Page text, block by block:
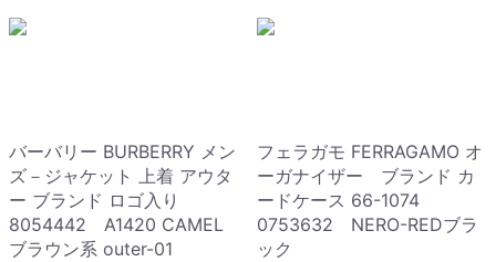
バーバリー BURBERRY メン
ズ－ジャケット 上着 アウタ
ー ブランド ロゴ入り
8054442 A1420 CAMEL
ブラウン系 outer-01
フェラガモ FERRAGAMO オ
ーガナイザー ブランド カ
ードケース 66-1074
0753632 NERO-REDブラ
ック